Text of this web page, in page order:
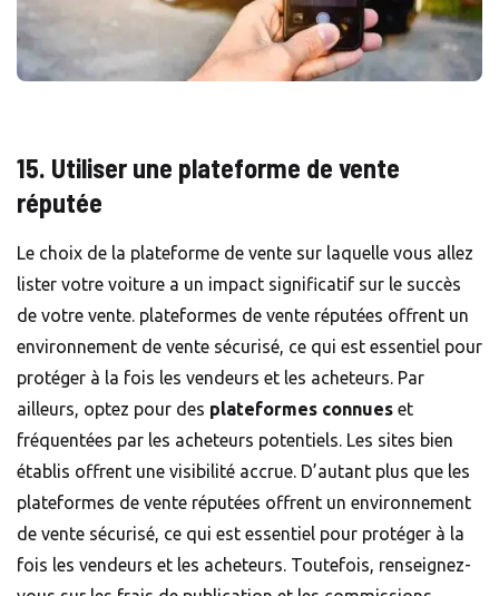
15. Utiliser une plateforme de vente
réputée
Le choix de la plateforme de vente sur laquelle vous allez
lister votre voiture a un impact significatif sur le succès
de votre vente. plateformes de vente réputées offrent un
environnement de vente sécurisé, ce qui est essentiel pour
protéger à la fois les vendeurs et les acheteurs. Par
ailleurs, optez pour des plateformes connues et
fréquentées par les acheteurs potentiels. Les sites bien
établis offrent une visibilité accrue. D’autant plus que les
plateformes de vente réputées offrent un environnement
de vente sécurisé, ce qui est essentiel pour protéger à la
fois les vendeurs et les acheteurs. Toutefois, renseignez-